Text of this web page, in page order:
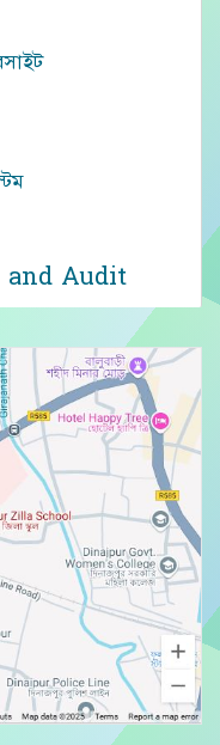
and Audit